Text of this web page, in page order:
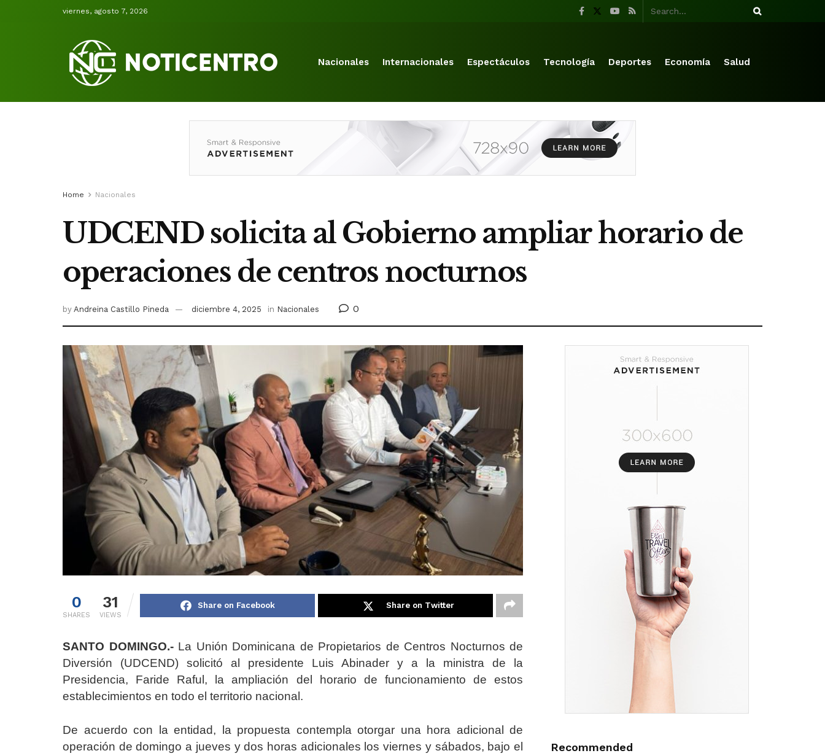
viernes, agosto 7, 2026
Nacionales Internacionales Espectáculos Tecnología Deportes Economía Salud
Home Nacionales
UDCEND solicita al Gobierno ampliar horario de
operaciones de centros nocturnos
by Andreina Castillo Pineda diciembre 4, 2025 in Nacionales 0
0
SHARES
31
VIEWS
Share on Facebook Share on Twitter
SANTO DOMINGO.-La Unión Dominicana de Propietarios de Centros Nocturnos de
Diversión (UDCEND) solicitó al presidente Luis Abinader y a la ministra de la
Presidencia, Faride Raful, la ampliación del horario de funcionamiento de estos
establecimientos en todo el territorio nacional.
De acuerdo con la entidad, la propuesta contempla otorgar una hora adicional de
operación de domingo a jueves y dos horas adicionales los viernes y sábados, bajo el
Recommended